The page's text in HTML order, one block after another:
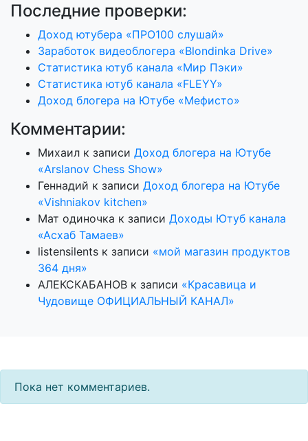
Последние проверки:
Доход ютубера «ПРО100 слушай»
Заработок видеоблогера «Blondinka Drive»
Статистика ютуб канала «Мир Пэки»
Статистика ютуб канала «FLEYY»
Доход блогера на Ютубе «Мефисто»
Комментарии:
Михаил к записи Доход блогера на Ютубе
«Arslanov Chess Show»
Геннадий к записи Доход блогера на Ютубе
«Vishniakov kitchen»
Мат одиночка к записи Доходы Ютуб канала
«Асхаб Тамаев»
listensilents к записи «мой магазин продуктов
364 дня»
АЛЕКСКАБАНОВ к записи «Красавица и
Чудовище ОФИЦИАЛЬНЫЙ КАНАЛ»
Пока нет комментариев.